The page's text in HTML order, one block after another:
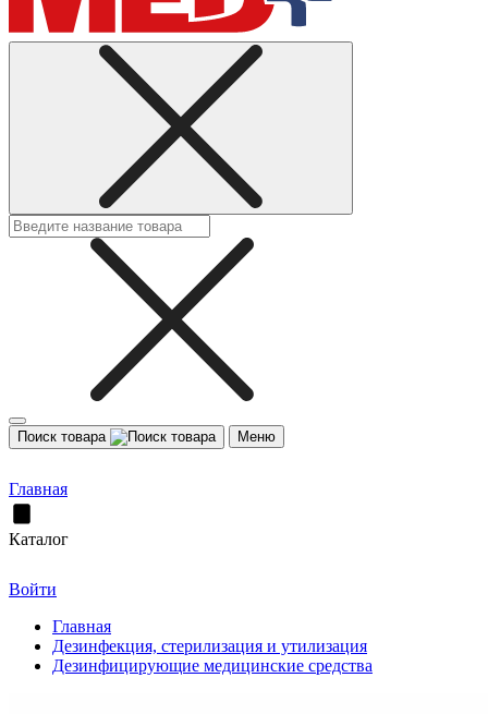
Поиск товара Меню
Главная
Каталог
Войти
Главная
Дезинфекция, стерилизация и утилизация
Дезинфицирующие медицинские средства